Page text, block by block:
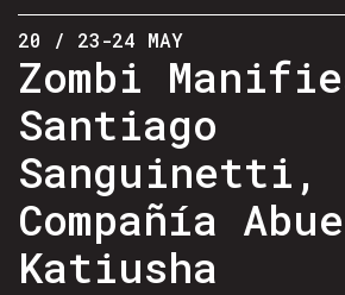
20 / 23-24 MAY
Zombi
Santiago
Sanguinetti,
Compañía
Katiusha